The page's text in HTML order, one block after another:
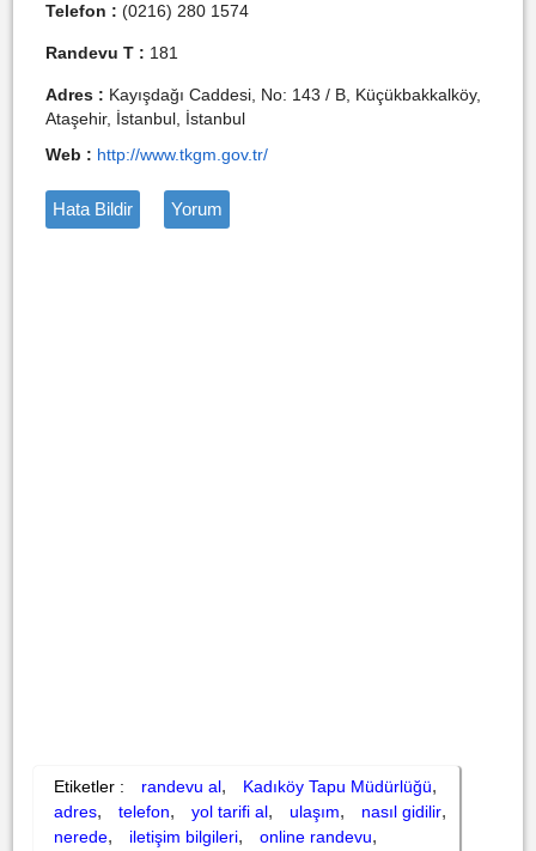
Telefon : (0216) 280 1574
Randevu T : 181
Adres : Kayışdağı Caddesi, No: 143 / B, Küçükbakkalköy,
Ataşehir, İstanbul, İstanbul
Web : http://www.tkgm.gov.tr/
Hata Bildir Yorum
Etiketler : randevu al, Kadıköy Tapu Müdürlüğü,
adres, telefon, yol tarifi al, ulaşım, nasıl gidilir,
nerede, iletişim bilgileri, online randevu,